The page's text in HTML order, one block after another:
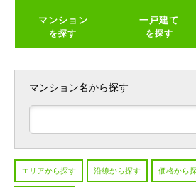
マンション
を探す
一戸建て
を探す
マンション名から探す
エリアから探す 沿線から探す 価格から